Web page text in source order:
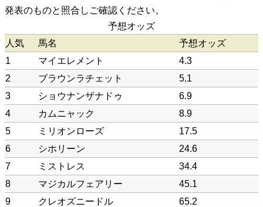
発表のものと照合しご確認ください。
予想オッズ
人気
馬名
予想オッズ
1
マイエレメント
4.3
2
ブラウンラチェット
5.1
3
ショウナンザナドゥ
6.9
4
カムニャック
8.9
5
ミリオンローズ
17.5
6
シホリーン
24.6
7
ミストレス
34.4
8
マジカルフェアリー
45.1
9
クレオズニードル
65.2